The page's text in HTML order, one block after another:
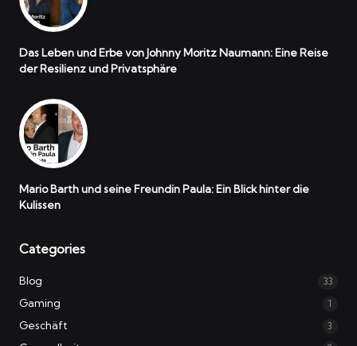
Das Leben und Erbe von Johnny Moritz Naumann: Eine Reise
der Resilienz und Privatsphäre
Mario Barth und seine Freundin Paula: Ein Blick hinter die
Kulissen
Categories
Blog 33
Gaming 1
Geschäft 3